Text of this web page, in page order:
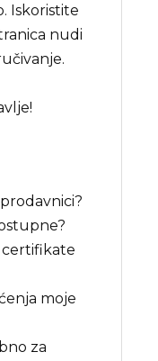
Iskoristite
nudi
certifikate
moje
za